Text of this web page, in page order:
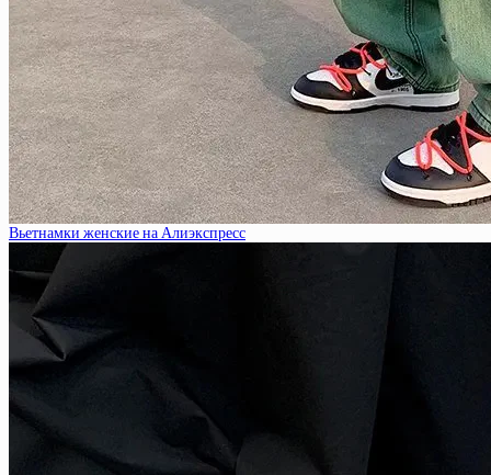
Вьетнамки женские на Алиэкспресс